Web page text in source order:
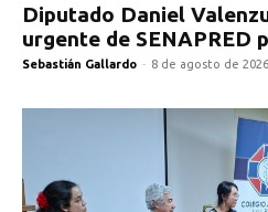
Diputado Daniel
urgente de SENAPRED
Sebastián Gallardo - 8 de agosto de 2026